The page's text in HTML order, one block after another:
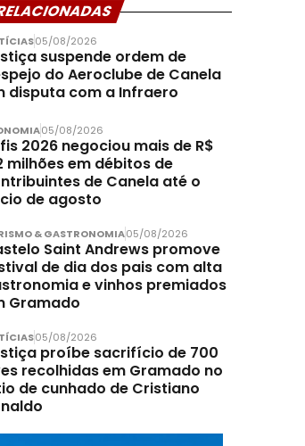
05/08/2026
suspende ordem de
do Aeroclube de Canela
disputa com a Infraero
05/08/2026
2026 negociou mais de R$
milhões em débitos de
de Canela até o
de agosto
& GASTRONOMIA05/08/2026
Saint Andrews promove
de dia dos pais com alta
e vinhos premiados
Gramado
05/08/2026
proíbe sacrifício de 700
recolhidas em Gramado no
de cunhado de Cristiano